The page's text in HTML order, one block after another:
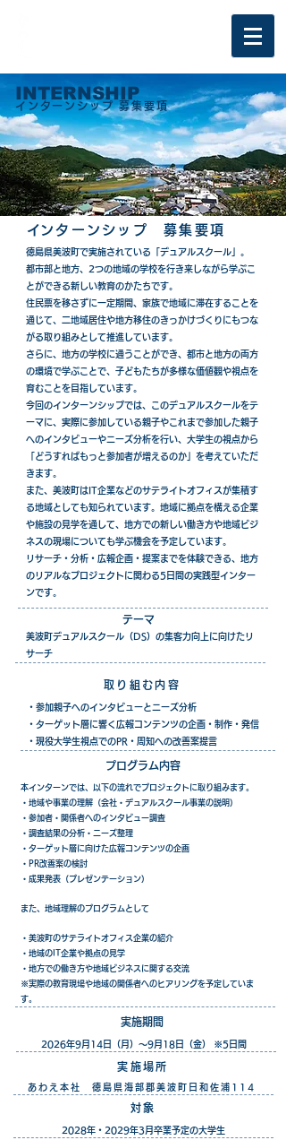
INTERNSHIP
​インターンシップ 募集要項
​インターンシップ 募集要項
徳島県美波町で実施されている「デュアルスクール」。
都市部と地方、2つの地域の学校を行き来しながら学ぶこ
とができる新しい教育のかたちです。
住民票を移さずに一定期間、家族で地域に滞在することを
通じて、二地域居住や地方移住のきっかけづくりにもつな
がる取り組みとして推進しています。
さらに、地方の学校に通うことができ、都市と地方の両方
の環境で学ぶことで、子どもたちが多様な価値観や視点を
育むことを目指しています。
今回のインターンシップでは、このデュアルスクールをテ
ーマに、実際に参加している親子やこれまで参加した親子
へのインタビューやニーズ分析を行い、大学生の視点から
「どうすればもっと参加者が増えるのか」を考えていただ
きます。
また、美波町はIT企業などのサテライトオフィスが集積す
る地域としても知られています。地域に拠点を構える企業
や施設の見学を通して、地方での新しい働き方や地域ビジ
ネスの現場についても学ぶ機会を予定しています。
リサーチ・分析・広報企画・提案までを体験できる、地方
のリアルなプロジェクトに関わる5日間の実践型インター
ンです。
テーマ
美波町デュアルスクール（DS）の集客力向上に向けたリ
サーチ
取り組む内容
・参加親子へのインタビューとニーズ分析
・ターゲット層に響く広報コンテンツの企画・制作・発信
・現役大学生視点でのPR・周知への改善案提言
プログラム内容
本インターンでは、以下の流れでプロジェクトに取り組みます。
・地域や事業の理解（会社・デュアルスクール事業の説明）
・参加者・関係者へのインタビュー調査
・調査結果の分析・ニーズ整理
・ターゲット層に向けた広報コンテンツの企画
・PR改善案の検討
・成果発表（プレゼンテーション）
また、地域理解のプログラムとして
・美波町のサテライトオフィス企業の紹介
・地域のIT企業や拠点の見学
・地方での働き方や地域ビジネスに関する交流
※実際の教育現場や地域の関係者へのヒアリングを予定していま
す。
実施期間
2026年9月14日（月）～9月18日（金） ※5日間
実施場所
あわえ本社 徳島県海部郡美波町日和佐浦114
対象
2028年・2029年3月卒業予定の大学生